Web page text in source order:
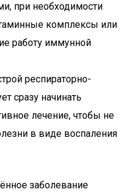
при необходимости
комплексы или
работу иммунной
респираторно-
сразу начинать
лечение, чтобы не
в виде воспаления
заболевание